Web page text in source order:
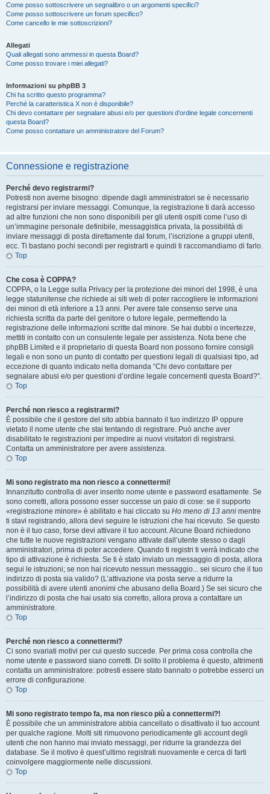
Come posso sottoscrivere un segnalibro o un argomenti specifici?
Come posso sottoscrivere un forum specifico?
Come cancello le mie sottoscrizioni?
Allegati
Quali allegati sono ammessi in questa Board?
Come posso trovare i miei allegati?
Informazioni su phpBB 3
Chi ha scritto questo programma?
Perché la caratteristica X non è disponibile?
Chi devo contattare per segnalare abusi e/o per questioni d’ordine legale concernenti
questa Board?
Come posso contattare un amministratore del Forum?
Connessione e registrazione
Perché devo registrarmi?
Potresti non averne bisogno: dipende dagli amministratori se è necessario
registrarsi per inviare messaggi. Comunque, la registrazione ti darà accesso
ad altre funzioni che non sono disponibili per gli utenti ospiti come l’uso di
un’immagine personale definibile, messaggistica privata, la possibilità di
inviare messaggi di posta direttamente dal forum, l’iscrizione a gruppi utenti,
ecc. Ti bastano pochi secondi per registrarti e quindi ti raccomandiamo di farlo.
Top
Che cosa è COPPA?
COPPA, o la Legge sulla Privacy per la protezione dei minori del 1998, è una
legge statunitense che richiede ai siti web di poter raccogliere le informazioni
dei minori di età inferiore a 13 anni. Per avere tale consenso serve una
richiesta scritta da parte del genitore o tutore legale, permettendo la
registrazione delle informazioni scritte dal minore. Se hai dubbi o incertezze,
mettiti in contatto con un consulente legale per assistenza. Nota bene che
phpBB Limited e il proprietario di questa Board non possono fornire consigli
legali e non sono un punto di contatto per questioni legali di qualsiasi tipo, ad
eccezione di quanto indicato nella domanda “Chi devo contattare per
segnalare abusi e/o per questioni d’ordine legale concernenti questa Board?”.
Top
Perché non riesco a registrarmi?
È possibile che il gestore del sito abbia bannato il tuo indirizzo IP oppure
vietato il nome utente che stai tentando di registrare. Può anche aver
disabilitato le registrazioni per impedire ai nuovi visitatori di registrarsi.
Contatta un amministratore per avere assistenza.
Top
Mi sono registrato ma non riesco a connettermi!
Innanzitutto controlla di aver inserito nome utente e password esattamente. Se
sono corretti, allora possono esser successe un paio di cose: se il supporto
«registrazione minore» è abilitato e hai cliccato su Ho meno di 13 anni mentre
ti stavi registrando, allora devi seguire le istruzioni che hai ricevuto. Se questo
non è il tuo caso, forse devi attivare il tuo account. Alcune Board richiedono
che tutte le nuove registrazioni vengano attivate dall’utente stesso o dagli
amministratori, prima di poter accedere. Quando ti registri ti verrà indicato che
tipo di attivazione è richiesta. Se ti è stato inviato un messaggio di posta, allora
segui le istruzioni; se non hai ricevuto nessun messaggio... sei sicuro che il tuo
indirizzo di posta sia valido? (L’attivazione via posta serve a ridurre la
possibilità di avere utenti anonimi che abusano della Board.) Se sei sicuro che
l’indirizzo di posta che hai usato sia corretto, allora prova a contattare un
amministratore.
Top
Perché non riesco a connettermi?
Ci sono svariati motivi per cui questo succede. Per prima cosa controlla che
nome utente e password siano corretti. Di solito il problema è questo, altrimenti
contatta un amministratore: potresti essere stato bannato o potrebbe esserci un
errore di configurazione.
Top
Mi sono registrato tempo fa, ma non riesco più a connettermi?!
È possibile che un amministratore abbia cancellato o disattivato il tuo account
per qualche ragione. Molti siti rimuovono periodicamente gli account degli
utenti che non hanno mai inviato messaggi, per ridurre la grandezza del
database. Se il motivo è quest’ultimo registrati nuovamente e cerca di farti
coinvolgere maggiormente nelle discussioni.
Top